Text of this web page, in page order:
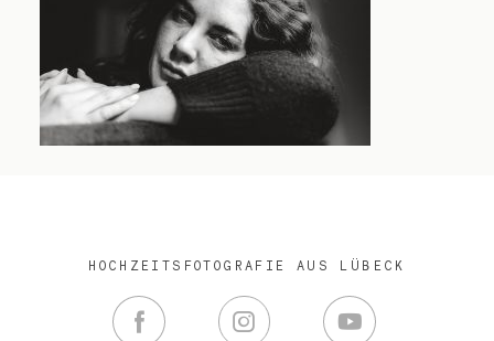
HOCHZEITSFOTOGRAFIE AUS LÜBECK
Hochzeit
das besondere Portrait
Kontakt